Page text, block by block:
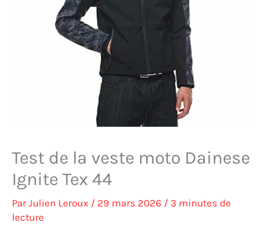
Test de la veste moto Dainese
Ignite Tex 44
ParJulien Leroux / 29 mars 2026 / 3 minutes de
lecture